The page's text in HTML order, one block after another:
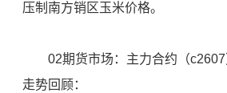
压制南方销区玉米价格。
02期货市场：主力合约（c2607
走势回顾：